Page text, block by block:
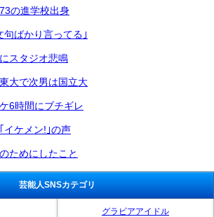
の進学校出身
ばかり言ってる｣
スタジオ悲鳴
大で次男は国立大
6時間にブチギレ
イケメン!｣の声
ためにしたこと
芸能人SNSカテゴリ
グラビアアイドル